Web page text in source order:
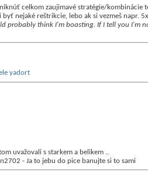
celkom zaujimavé stratégie/kombinácie
nejaké reštrikcie, lebo ak si vezmeš napr.
probably think I'm boasting. If I tell you I'm
uvažovali s starkem a belikem ..
- Ja to jebu do pice banujte si to sami